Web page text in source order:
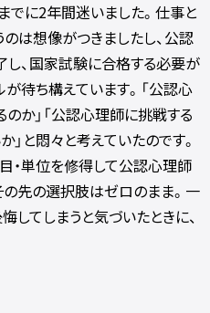
でに2年間迷いました。仕事と
は想像がつきましたし、公認
、国家試験に合格する必要が
待ち構えています。「公認心
か」「公認心理師に挑戦する
と悶々と考えていたのです。
・単位を修得して公認心理師
先の選択肢はゼロのまま。一
てしまうと気づいたときに、